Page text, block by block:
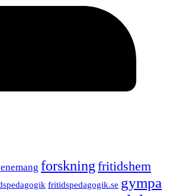
forskning fritidshem
fritidspedagogik.se gympa